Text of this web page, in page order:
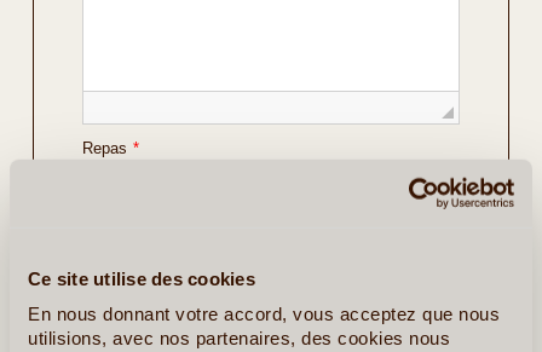
Ce site utilise des cookies
En nous donnant votre accord, vous acceptez que nous
utilisions, avec nos partenaires, des cookies nous
Repas *
Avec Guide
Avec Voiture de Location
Détails sur le voyage envisagé *